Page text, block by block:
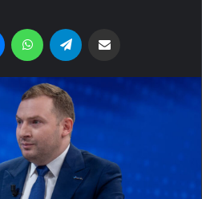
MessengerWhatsApp